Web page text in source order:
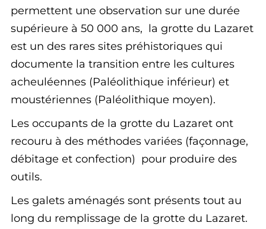
permettent une observation sur une durée
supérieure à 50 000 ans, la grotte du Lazaret
est un des rares sites préhistoriques qui
documente la transition entre les cultures
acheuléennes (Paléolithique inférieur) et
moustériennes (Paléolithique moyen).
Les occupants de la grotte du Lazaret ont
recouru à des méthodes variées (façonnage,
débitage et confection) pour produire des
outils.
Les galets aménagés sont présents tout au
long du remplissage de la grotte du Lazaret.